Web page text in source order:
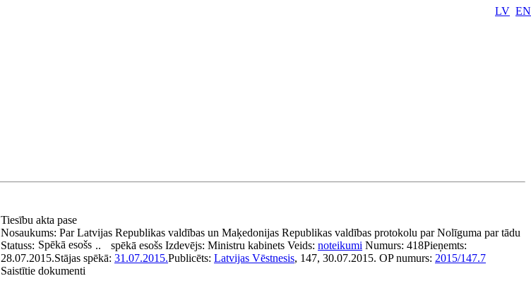
LV EN
Tiesību akta pase
Nosaukums: Par Latvijas Republikas valdības un Maķedonijas Republikas valdības protokolu par Nolīguma par tādu
..
Statuss: Spēkā esošs spēkā esošs Izdevējs: Ministru kabinets Veids: noteikumi Numurs: 418Pieņemts:
28.07.2015.Stājas spēkā: 31.07.2015.Publicēts: Latvijas Vēstnesis, 147, 30.07.2015. OP numurs: 2015/147.7
Saistītie dokumenti